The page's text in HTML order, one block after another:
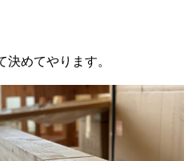
めてやります。